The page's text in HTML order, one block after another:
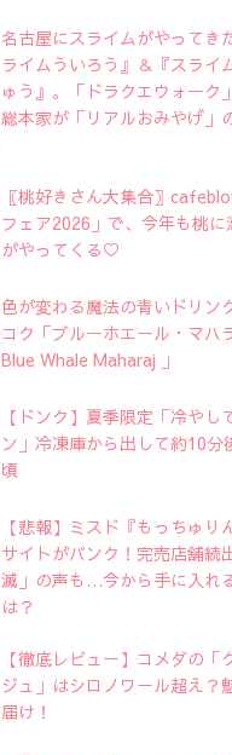
名古屋にスライムがやってき
ライムういろう』＆『スライ
ゅう』。「ドラクエウォーク
総本家が「リアルおみやげ」
〖桃好きさん大集合〗
フェア2026」で、今年も桃に
がやってくる♡
色が変わる魔法の青いドリン
コク「ブルーホエール・マハ
Blue Whale Maharaj 」
【ドンク】夏季限定「冷やし
ン」冷凍庫から出して約10分
頃
【悲報】ミスド『もっちゅり
サイトがパンク！完売店舗続
滅」の声も…今から手に入れ
は？
【徹底レビュー】コメダの「
ジュ」はシロノワール超え？
届け！